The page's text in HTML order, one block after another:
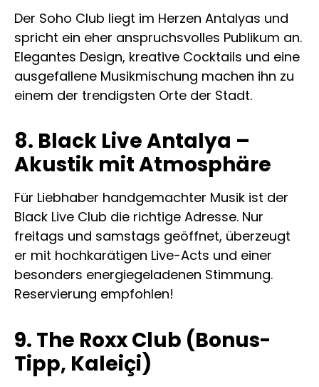
Der Soho Club liegt im Herzen Antalyas und
spricht ein eher anspruchsvolles Publikum an.
Elegantes Design, kreative Cocktails und eine
ausgefallene Musikmischung machen ihn zu
einem der trendigsten Orte der Stadt.
8. Black Live Antalya –
Akustik mit Atmosphäre
Für Liebhaber handgemachter Musik ist der
Black Live Club die richtige Adresse. Nur
freitags und samstags geöffnet, überzeugt
er mit hochkarätigen Live-Acts und einer
besonders energiegeladenen Stimmung.
Reservierung empfohlen!
9. The Roxx Club (Bonus-
Tipp, Kaleiçi)